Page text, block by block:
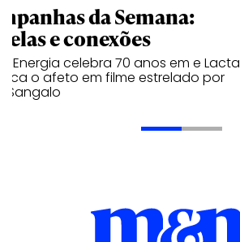
da Semana:
e conexões
Energia celebra 70 anos em e Lacta
o afeto em filme estrelado por
Sangalo